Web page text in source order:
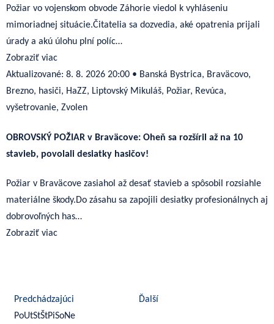
Požiar vo vojenskom obvode Záhorie viedol k vyhláseniu
mimoriadnej situácie.Čitatelia sa dozvedia, aké opatrenia prijali
úrady a akú úlohu plní políc…
Zobraziť viac
Aktualizované: 8. 8. 2026 20:00 • Banská Bystrica, Braväcovo,
Brezno, hasiči, HaZZ, Liptovský Mikuláš, Požiar, Revúca,
vyšetrovanie, Zvolen
OBROVSKÝ POŽIAR v Braväcove: Oheň sa rozšíril až na 10
stavieb, povolali desiatky hasičov!
Požiar v Braväcove zasiahol až desať stavieb a spôsobil rozsiahle
materiálne škody.Do zásahu sa zapojili desiatky profesionálnych aj
dobrovoľných has…
Zobraziť viac
Predchádzajúci
Ďalší
PoUtStŠtPiSoNe